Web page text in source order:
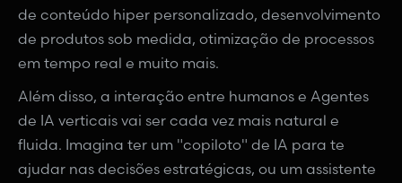
de conteúdo hiper personalizado, desenvolvimento
de produtos sob medida, otimização de processos
em tempo real e muito mais.
Além disso, a interação entre humanos e Agentes
de IA verticais vai ser cada vez mais natural e
fluida. Imagina ter um "copiloto" de IA para te
ajudar nas decisões estratégicas, ou um assistente